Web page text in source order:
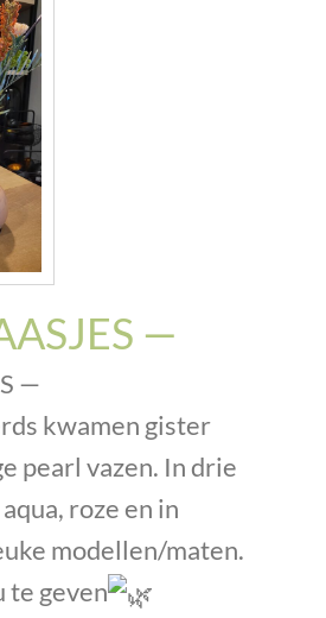
—
—
kwamen gister
pearl vazen. In drie
roze en in
modellen/maten.
te geven